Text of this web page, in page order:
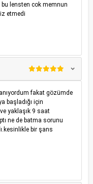
lensten cok memnun
etmedi
fakat gözümde
başladığı için
yaklaşık 9 saat
ne de batma sorunu
bir şans